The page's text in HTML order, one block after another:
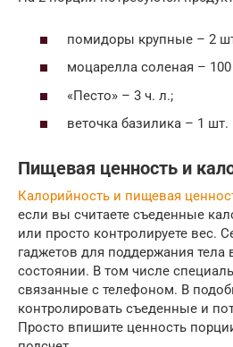
помидоры крупные – 2
моцарелла соленая – 100
«Песто» – 3 ч. л.;
веточка базилика – 1 шт.
Пищевая ценность и
Калорийность и пищевая
если вы считаете съеденные
или просто контролируете вес.
гаджетов для поддержания тела
состоянии. В том числе
связанные с телефоном. В
контролировать съеденные и
Просто впишите ценность